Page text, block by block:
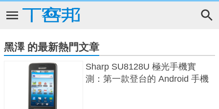
黑澤 的最新熱門文章
Sharp SU8128U 極光手機實
測：第一款登台的 Android 手機